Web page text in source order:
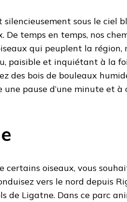
sous le ciel
temps en temps, nos
qui peuplent la région,
paisible et inquiétant à la
des bois de bouleaux
pause d’une minute et à
certains oiseaux, vous
vers le nord depuis
de Ligatne. Dans ce parc